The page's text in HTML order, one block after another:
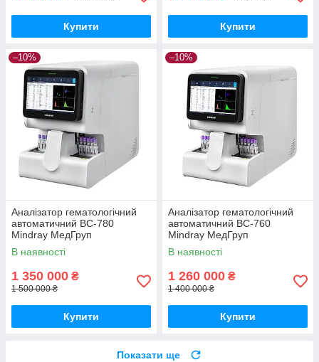
Купити Купити
–10%
Аналізатор гематологічний
автоматичний ВС-780
Mindray МедГруп
В наявності
1 350 000 ₴
1 500 000 ₴
Купити
–10%
Аналізатор гематологічний
автоматичний BC-760
Mindray МедГруп
В наявності
1 260 000 ₴
1 400 000 ₴
Купити
Показати ще